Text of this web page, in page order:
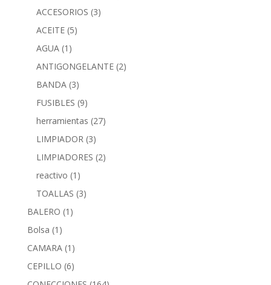
ACCESORIOS (3)
ACEITE (5)
AGUA (1)
ANTIGONGELANTE (2)
BANDA (3)
FUSIBLES (9)
herramientas (27)
LIMPIADOR (3)
LIMPIADORES (2)
reactivo (1)
TOALLAS (3)
BALERO (1)
Bolsa (1)
CAMARA (1)
CEPILLO (6)